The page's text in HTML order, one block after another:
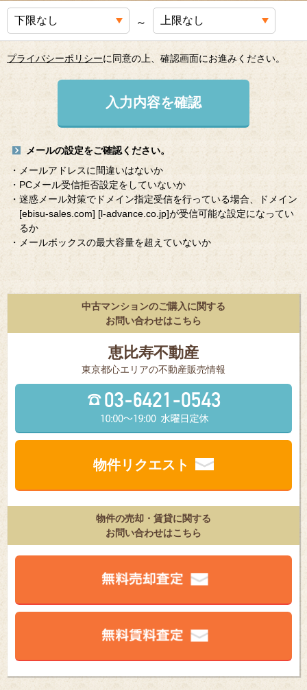
～
プライバシーポリシーに同意の上、確認画面にお進みください。
入力内容を確認
メールの設定をご確認ください。
・メールアドレスに間違いはないか
・PCメール受信拒否設定をしていないか
・迷惑メール対策でドメイン指定受信を行っている場合、ドメイン
[ebisu-sales.com] [l-advance.co.jp]が受信可能な設定になってい
るか
・メールボックスの最大容量を超えていないか
中古マンションのご購入に関する
お問い合わせはこちら
恵比寿不動産
東京都⼼エリアの不動産販売情報
物件リクエスト
物件の売却・賃貸に関する
お問い合わせはこちら